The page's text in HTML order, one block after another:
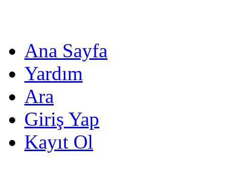
Ana Sayfa
Yardım
Ara
Giriş Yap
Kayıt Ol